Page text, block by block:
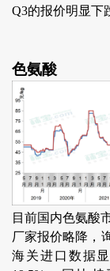
Q3的报价明显下
色氨酸
目前国内色氨酸
厂家报价略降，
海关进口数据